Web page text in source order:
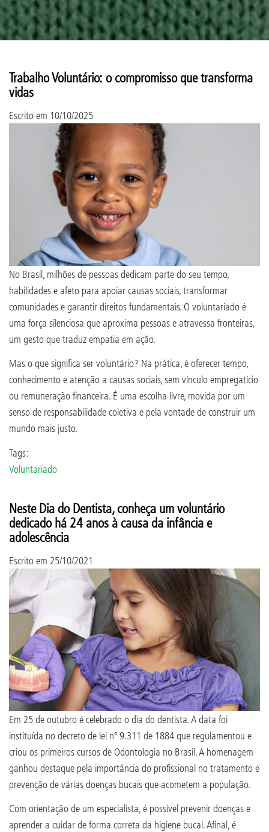
Trabalho Voluntário: o compromisso que transforma
vidas
Escrito em 10/10/2025
No Brasil, milhões de pessoas dedicam parte do seu tempo,
habilidades e afeto para apoiar causas sociais, transformar
comunidades e garantir direitos fundamentais. O voluntariado é
uma força silenciosa que aproxima pessoas e atravessa fronteiras,
um gesto que traduz empatia em ação.
Mas o que significa ser voluntário? Na prática, é oferecer tempo,
conhecimento e atenção a causas sociais, sem vínculo empregatício
ou remuneração financeira. É uma escolha livre, movida por um
senso de responsabilidade coletiva e pela vontade de construir um
mundo mais justo.
Tags:
Voluntariado
Neste Dia do Dentista, conheça um voluntário
dedicado há 24 anos à causa da infância e
adolescência
Escrito em 25/10/2021
Em 25 de outubro é celebrado o dia do dentista. A data foi
instituída no decreto de lei nº 9.311 de 1884 que regulamentou e
criou os primeiros cursos de Odontologia no Brasil. A homenagem
ganhou destaque pela importância do profissional no tratamento e
prevenção de várias doenças bucais que acometem a população.
Com orientação de um especialista, é possível prevenir doenças e
aprender a cuidar de forma correta da higiene bucal. Afinal, é